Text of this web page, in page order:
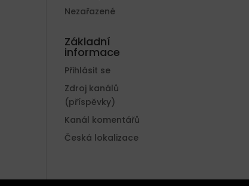
Nezařazené
Základní
informace
Přihlásit se
Zdroj kanálů
(příspěvky)
Kanál komentářů
Česká lokalizace